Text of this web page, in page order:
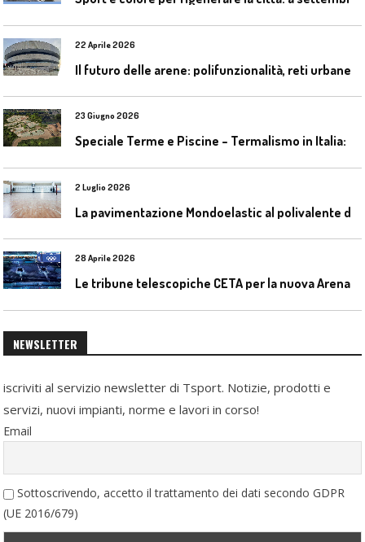
22 Aprile 2026
23 Giugno 2026
2 Luglio 2026
28 Aprile 2026
NEWSLETTER
iscriviti al servizio newsletter di Tsport. Notizie, prodotti e
servizi, nuovi impianti, norme e lavori in corso!
Email
Sottoscrivendo, accetto il trattamento dei dati secondo GDPR
(UE 2016/679)